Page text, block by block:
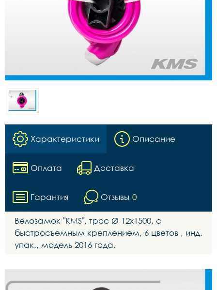
Характеристики Описание
Оплата Доставка
Гарантия Отзывы 0
Велозамок "KMS", трос Ø 12х1500, с
быстросъемным креплением, 6 цветов , инд.
упак., модель 2016 года.